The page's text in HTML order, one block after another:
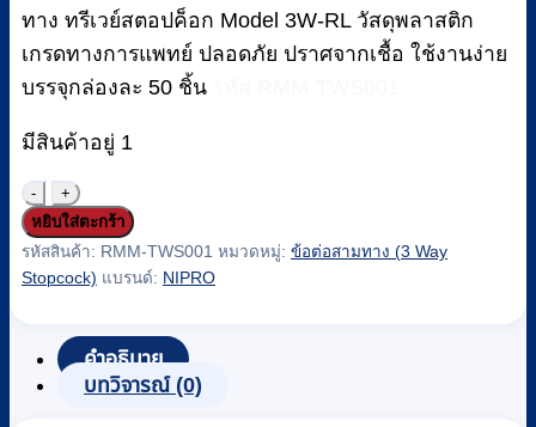
ทาง ทรีเวย์สตอปค็อก Model 3W-RL วัสดุพลาสติก
เกรดทางการแพทย์ ปลอดภัย ปราศจากเชื้อ ใช้งานง่าย
บรรจุกล่องละ 50 ชิ้น
มีสินค้าอยู่ 1
จำนวน
ข้อ
ต่อ
ทรีเวย์ส
ตอปค็
หยิบใส่ตะกร้า
รหัสสินค้า: RMM-TWS001 หมวดหมู่: ข้อต่อสามทาง (3 Way
Stopcock) แบรนด์: NIPRO
คำอธิบาย
บทวิจารณ์ (0)